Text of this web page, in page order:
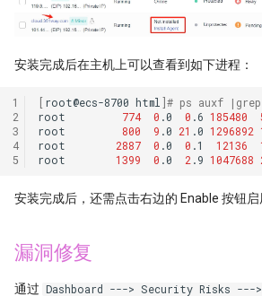
结
Questions
Azure 云存储
Adds
总结
to Application
05 scale cce
06 velero backup
腾讯云httpdns 配
镜像
pod
AI agent与workflow
什么是MCP
显卡4090、4090D及4090魔
改版区别
Rappi业务架构
FinTech业务架构
Opay业务架构图
信贷服务系统架构
web3架构分析
物流企业应用系统
Palo Alto公司及产品
VMware防火墙等安全产品
零信任网络
什么是mTLS？
RBAC与ABAC权限控制
安装完成后在主机上可以查看到如下进程：
1
2
3
4
5
[ root@ecs-8700 html ] # ps auxf
root
774 0 .0 0 .6 185480
root
800 9 .0 21 .0 1296892
root
2887 0 .0 0 .1 12136
root
1399 0 .0 2 .9 1047688
安装完成后，还需点击右边的 Enable 按钮启
漏洞修复
通过 Dashboard ---> Security Risks